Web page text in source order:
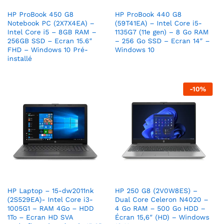
HP ProBook 450 G8
Notebook PC (2X7X4EA) –
Intel Core i5 – 8GB RAM –
256GB SSD – Ecran 15.6″
FHD – Windows 10 Pré-
installé
HP ProBook 440 G8
(59T41EA) – Intel Core i5-
1135G7 (11e gen) – 8 Go RAM
– 256 Go SSD – Ecran 14″ –
Windows 10
HP Laptop – 15-dw2011nk
(2S529EA)- Intel Core i3-
1005G1 – RAM 4Go – HDD
1To – Ecran HD SVA
-10%
HP 250 G8 (2V0W8ES) –
Dual Core Celeron N4020 –
4 Go RAM – 500 Go HDD –
Écran 15,6″ (HD) – Windows